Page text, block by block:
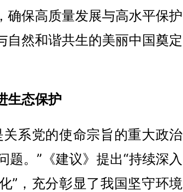
确保高质量发展与高水平保护
然和谐共生的美丽中国奠定
生态保护
系党的使命宗旨的重大政治
。”《建议》提出“持续深入
”，充分彰显了我国坚守环境